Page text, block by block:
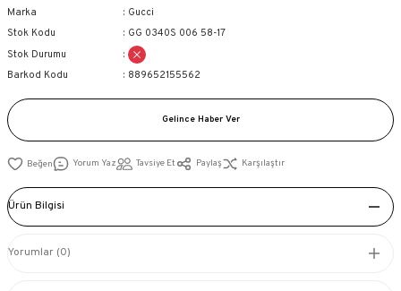
Marka
Gucci
Stok Kodu
GG 0340S 006 58-17
Stok Durumu
Barkod Kodu
889652155562
Gelince Haber Ver
Yorum Yaz Tavsiye Et Paylaş Karşılaştır
Ürün Bilgisi
Yorumlar (0)